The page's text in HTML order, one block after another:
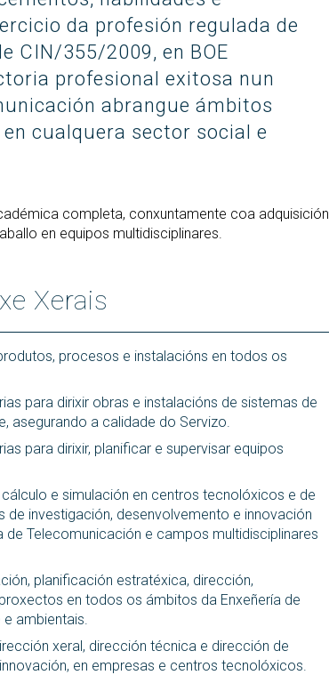
Prevención de riscos
laborais
interuniversitario en
(MUniCS)
en Matemática
(M2i)
Internacional en
Computador (imcv)
Universitario en
das Cousas - IoT
Estendida (masterXR)
Programas de
doutoramento
Métodos
Simulación Numérica
da profesión regulada de
CIN/355/2009, en BOE
profesional exitosa nun
abrangue ámbitos
cualquera sector social e
completa, conxuntamente coa adquisición
en equipos multidisciplinares.
Xerais
procesos e instalacións en todos os
para dirixir obras e instalacións de sistemas de
asegurando a calidade do Servizo.
para dirixir, planificar e supervisar equipos
e simulación en centros tecnolóxicos e de
de investigación, desenvolvemento e innovación
Telecomunicación e campos multidisciplinares
planificación estratéxica, dirección,
en todos os ámbitos da Enxeñería de
ambientais.
xeral, dirección técnica e dirección de
en empresas e centros tecnolóxicos.